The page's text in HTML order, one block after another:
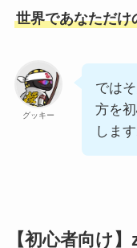
世界であなただけ
グッキー
では
方を
します
【初心者向け